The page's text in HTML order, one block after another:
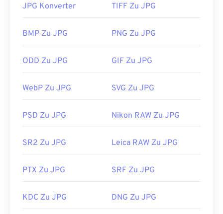
reduzieren!
benötigen, können Sie
JPG in WebP konvertieren,
Dateiformat.
Wie öffnet man eine JPG-Datei?
erkennen und können JPG-Dateien öffnen. Ein
in der Regel in Ihrem Standard-Bildbetrachter,
Anwendung zum Öffnen der Datei auszuwählen,
JPG Konverter TIFF Zu JPG
BMP Zu JPG PNG Zu JPG
ODD Zu JPG GIF Zu JPG
WebP Zu JPG SVG Zu JPG
PSD Zu JPG Nikon RAW Zu JPG
SR2 Zu JPG Leica RAW Zu JPG
PTX Zu JPG SRF Zu JPG
KDC Zu JPG DNG Zu JPG